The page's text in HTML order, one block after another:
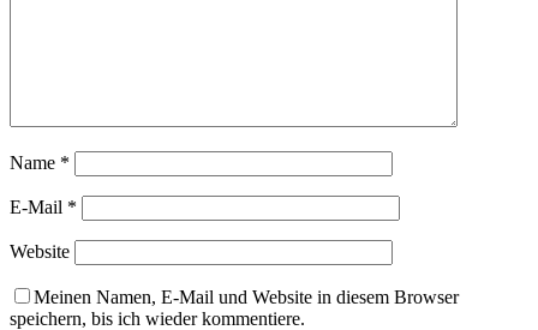
Name *
E-Mail *
Website
Meinen Namen, E-Mail und Website in diesem Browser
speichern, bis ich wieder kommentiere.